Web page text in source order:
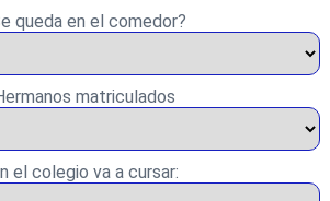
queda en el comedor?
matriculados
el colegio va a cursar: